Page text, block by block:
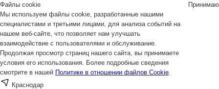
Файлы cookie
Мы используем файлы cookie, разработанные нашими
специалистами и третьими лицами, для анализа событий на
нашем веб-сайте, что позволяет нам улучшать
взаимодействие с пользователями и обслуживание.
Продолжая просмотр страниц нашего сайта, вы принимаете
условия его использования. Более подробные сведения
смотрите в нашей Политике в отношении файлов Cookie.
Принимаю
Краснодар